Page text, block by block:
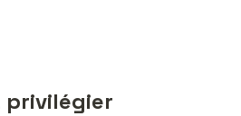
privilégier